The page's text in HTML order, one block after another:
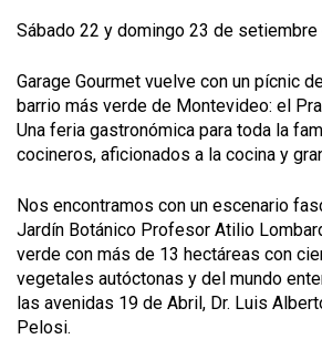
Sábado 22 y domingo 23 de setiembre
Garage Gourmet vuelve con un pícnic
barrio más verde de Montevideo: el
Una feria gastronómica para toda la
cocineros, aficionados a la cocina y
Nos encontramos con un escenario
Jardín Botánico Profesor Atilio
verde con más de 13 hectáreas con
vegetales autóctonas y del mundo
las avenidas 19 de Abril, Dr. Luis
Pelosi.